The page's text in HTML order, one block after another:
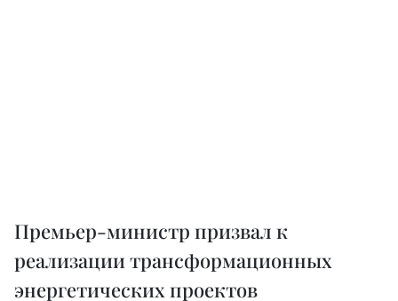
Премьер-министр призвал к
реализации трансформационных
энергетических проектов